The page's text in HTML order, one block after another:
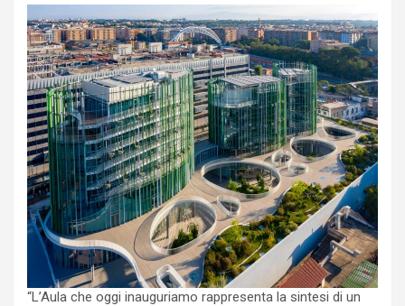
“L’Aula che oggi inauguriamo rappresenta la sintesi di un